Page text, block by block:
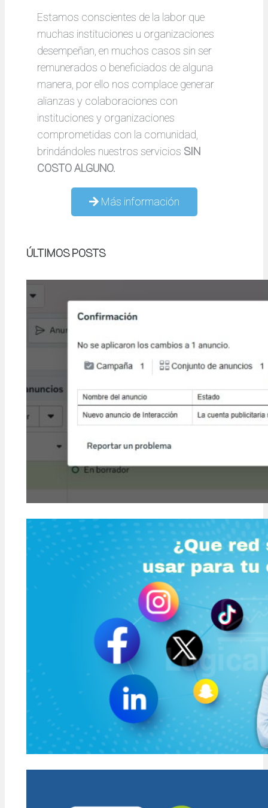
Estamos conscientes de la labor que
muchas instituciones u organizaciones
desempeñan, en muchos casos sin ser
remunerados o beneficiados de alguna
manera, por ello nos complace generar
alianzas y colaboraciones con
instituciones y organizaciones
comprometidas con la comunidad,
brindándoles nuestros servicios SIN
COSTO ALGUNO.
Más información
ÚLTIMOS POSTS